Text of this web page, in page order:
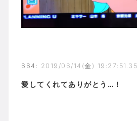
664 : 2019/06/14(金)
愛してくれてありがとう…！